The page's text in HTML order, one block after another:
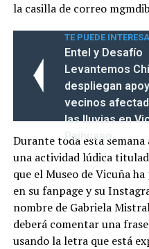
la casilla de correo
TE PUEDE
Entel y Desafío
Levantemos
despliegan
vecinos
las lluvias en
Paihuano
Durante toda esta semana
una actividad lúdica
que el Museo de Vicuña
en su fanpage y su
nombre de Gabriela
deberá comentar una
usando la letra que está